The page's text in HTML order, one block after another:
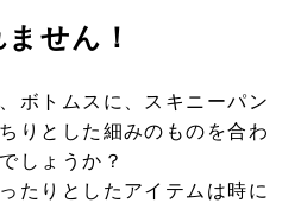
せん！
ボトムスに、スキニーパン
りとした細みのものを合わ
しょうか？
たりとしたアイテムは時に